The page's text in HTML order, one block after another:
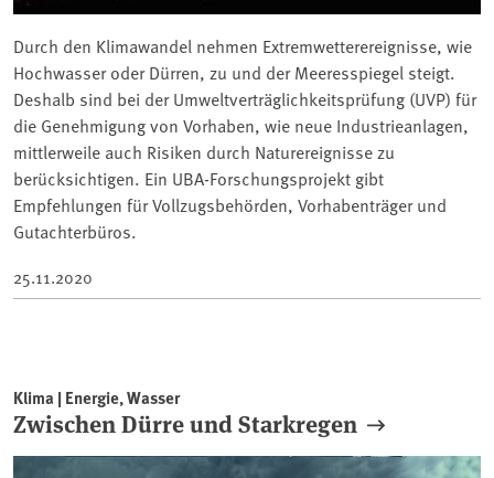
Durch den Klimawandel nehmen Extremwetterereignisse, wie
Hochwasser oder Dürren, zu und der Meeresspiegel steigt.
Deshalb sind bei der Umweltverträglichkeitsprüfung (UVP) für
die Genehmigung von Vorhaben, wie neue Industrieanlagen,
mittlerweile auch Risiken durch Naturereignisse zu
berücksichtigen. Ein UBA-Forschungsprojekt gibt
Empfehlungen für Vollzugsbehörden, Vorhabenträger und
Gutachterbüros.
25.11.2020
Klima | Energie, Wasser
Zwischen Dürre und Starkregen